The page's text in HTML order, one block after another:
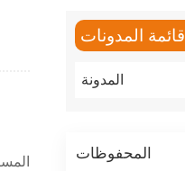
قائمة المدونات
المدونة
المحفوظات